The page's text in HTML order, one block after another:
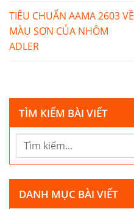
TIÊU CHUẨN AAMA 2603 VỀ
MÀU SƠN CỦA NHÔM
ADLER
TÌM KIẾM BÀI VIẾT
DANH MỤC BÀI VIẾT